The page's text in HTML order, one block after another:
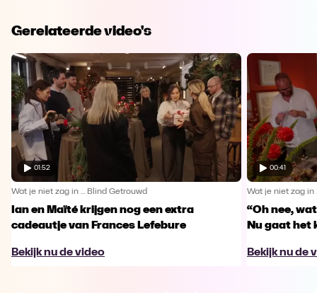
Gerelateerde video's
01:52
Wat je niet zag in ... Blind Getrouwd
Ian en Maïté krijgen nog een extra
cadeautje van Frances Lefebure
Bekijk nu de video
00:41
Wat je niet zag in
“Oh nee,
Nu gaat het
Bekijk nu de